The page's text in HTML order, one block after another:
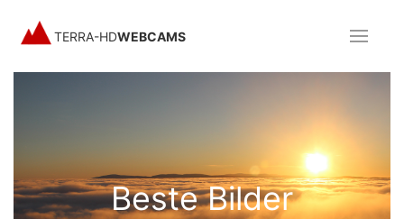
TERRA-HDWEBCAMS
Beste Bilder